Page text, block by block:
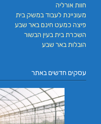
חוות אורליה
מעוניינת לעבוד במשק בית
פיצה כמעט חינם באר שבע
השכרת בית בעין הבשור
הובלות באר שבע
עסקים חדשים באתר